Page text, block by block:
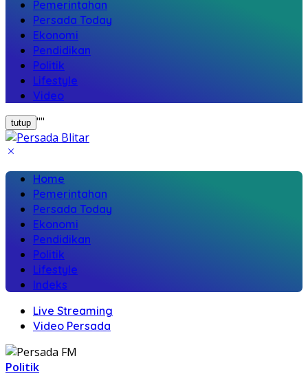
Pemerintahan
Persada Today
Ekonomi
Pendidikan
Politik
Lifestyle
Video
tutup ""
Home
Pemerintahan
Persada Today
Ekonomi
Pendidikan
Politik
Lifestyle
Indeks
Live Streaming
Video Persada
Politik